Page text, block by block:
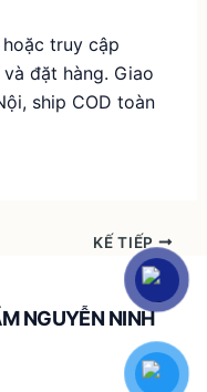
truy cập
đặt hàng. Giao
ship COD toàn
KẾ TIẾP
NGUYỄN NINH